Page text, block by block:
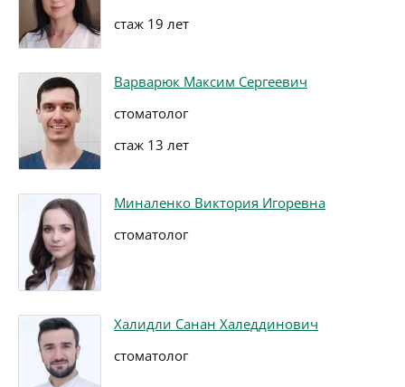
стаж 19 лет
Варварюк Максим Сергеевич
стоматолог
стаж 13 лет
Миналенко Виктория Игоревна
стоматолог
Халидли Санан Халеддинович
стоматолог